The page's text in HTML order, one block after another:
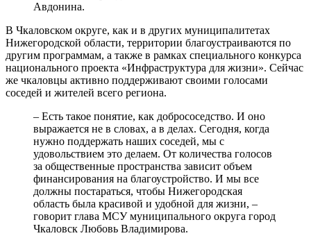
Авдонина.
В Чкаловском округе, как и в других муниципалитетах
Нижегородской области, территории благоустраиваются по
другим программам, а также в рамках специального конкурса
национального проекта «Инфраструктура для жизни». Сейчас
же чкаловцы активно поддерживают своими голосами
соседей и жителей всего региона.
– Есть такое понятие, как добрососедство. И оно
выражается не в словах, а в делах. Сегодня, когда
нужно поддержать наших соседей, мы с
удовольствием это делаем. От количества голосов
за общественные пространства зависит объем
финансирования на благоустройство. И мы все
должны постараться, чтобы Нижегородская
область была красивой и удобной для жизни, –
говорит глава МСУ муниципального округа город
Чкаловск Любовь Владимирова.